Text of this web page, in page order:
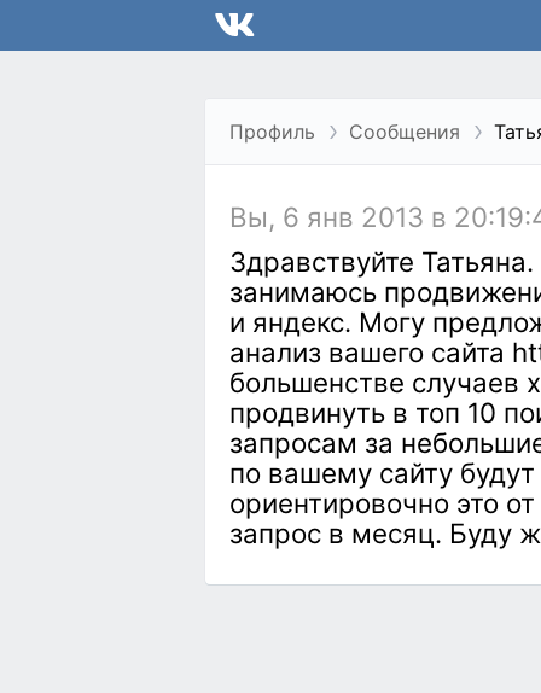
Профиль Сообщения
Вы, 6 янв 2013 в
Здравствуйте
занимаюсь
и яндекс. Могу
анализ вашего сайта
большенстве случаев
продвинуть в топ 10
запросам за
по вашему сайту
ориентировочно это
запрос в месяц. Буду